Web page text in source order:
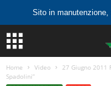
Sito in
Home Video
27 Giugno 2011
Spadolini”